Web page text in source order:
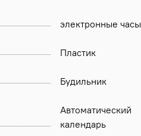
электронные часы
Пластик
Будильник
Автоматический
календарь